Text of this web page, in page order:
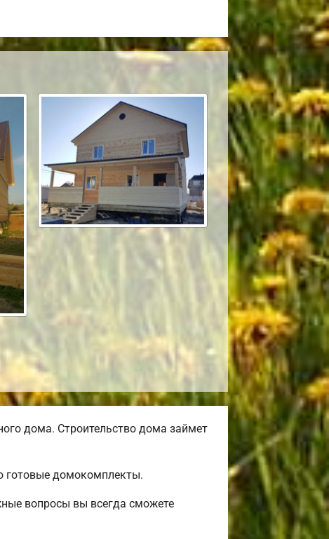
дома. Строительство дома займет
готовые домокомплекты.
вопросы вы всегда сможете